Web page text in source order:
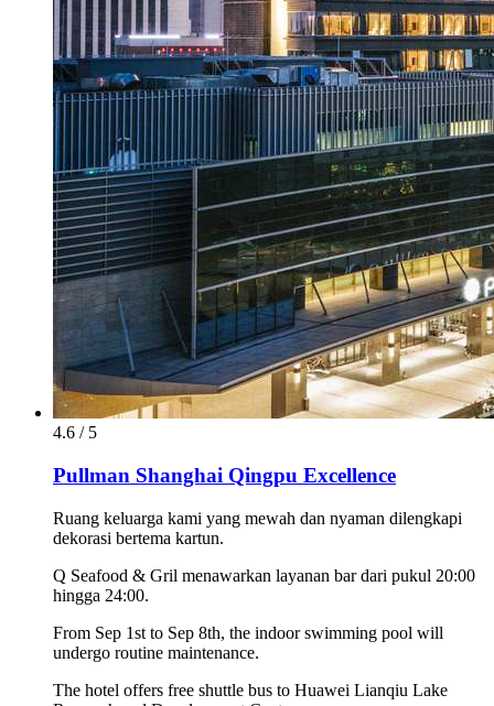
4.6 / 5
Pullman Shanghai Qingpu Excellence
Ruang keluarga kami yang mewah dan nyaman dilengkapi
dekorasi bertema kartun.
Q Seafood & Gril menawarkan layanan bar dari pukul 20:00
hingga 24:00.
From Sep 1st to Sep 8th, the indoor swimming pool will
undergo routine maintenance.
The hotel offers free shuttle bus to Huawei Lianqiu Lake